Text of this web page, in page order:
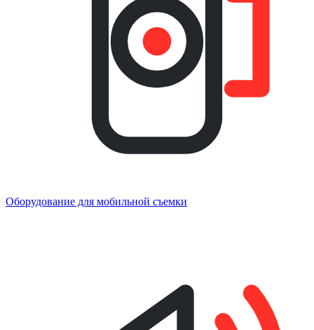
Оборудование для мобильной съемки